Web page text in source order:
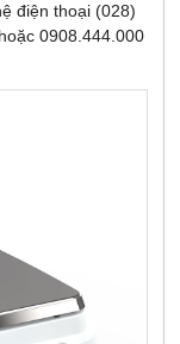
điện thoại (028)
0908.444.000